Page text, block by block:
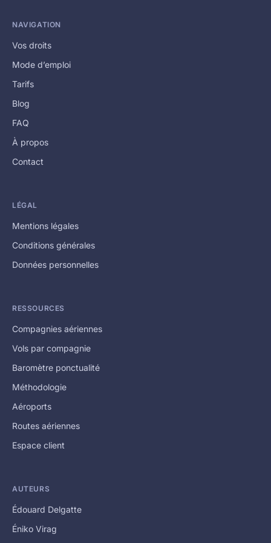
NAVIGATION
Vos droits
Mode d’emploi
Tarifs
Blog
FAQ
À propos
Contact
LÉGAL
Mentions légales
Conditions générales
Données personnelles
RESSOURCES
Compagnies aériennes
Vols par compagnie
Baromètre ponctualité
Méthodologie
Aéroports
Routes aériennes
Espace client
AUTEURS
Édouard Delgatte
Éniko Virag